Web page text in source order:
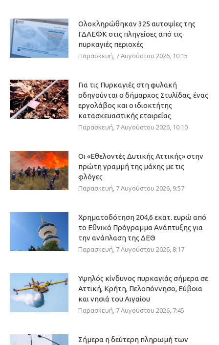
Ολοκληρώθηκαν 325 αυτοψίες της
ΓΔΑΕΦΚ στις πληγείσες από τις
πυρκαγιές περιοχές
Παρασκευή, 7 Αυγούστου 2026, 10:15
Για τις Πυρκαγιές στη φυλακή
οδηγούνται ο δήμαρχος Στυλίδας, ένας
εργολάβος και ο ιδιοκτήτης
κατασκευαστικής εταιρείας
Παρασκευή, 7 Αυγούστου 2026, 10:10
Οι «Εθελοντές Δυτικής Αττικής» στην
πρώτη γραμμή της μάχης με τις
φλόγες
Παρασκευή, 7 Αυγούστου 2026, 9:57
Χρηματοδότηση 204,6 εκατ. ευρώ από
το Εθνικό Πρόγραμμα Ανάπτυξης για
την ανάπλαση της ΔΕΘ
Παρασκευή, 7 Αυγούστου 2026, 8:17
Υψηλός κίνδυνος πυρκαγιάς σήμερα σε
Αττική, Κρήτη, Πελοπόννησο, Εύβοια
και νησιά του Αιγαίου
Παρασκευή, 7 Αυγούστου 2026, 7:45
Σήμερα η δεύτερη πληρωμή των